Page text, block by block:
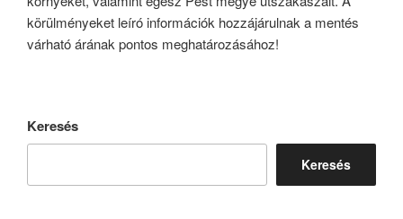
körülményeket leíró információk hozzájárulnak a mentés
várható árának pontos meghatározásához!
Keresés
Keresés